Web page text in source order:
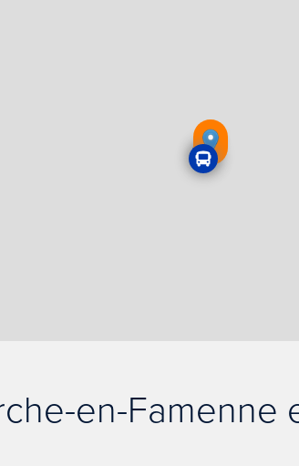
en-Famenne